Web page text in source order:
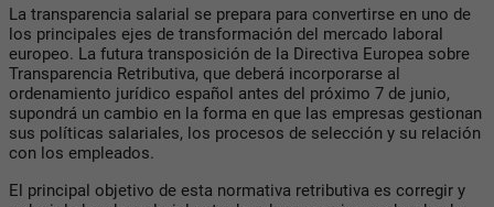
La transparencia salarial se prepara para convertirse en uno de
los principales ejes de transformación del mercado laboral
europeo. La futura transposición de la Directiva Europea sobre
Transparencia Retributiva, que deberá incorporarse al
ordenamiento jurídico español antes del próximo 7 de junio,
supondrá un cambio en la forma en que las empresas gestionan
sus políticas salariales, los procesos de selección y su relación
con los empleados.
El principal objetivo de esta normativa retributiva es corregir y